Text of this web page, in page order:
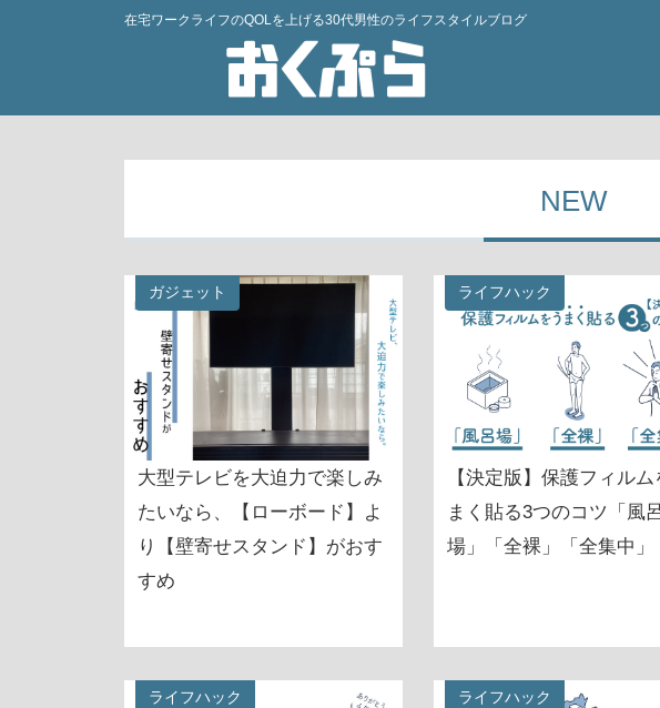
在宅ワークライフのQOLを上げる30代男性のライフスタイルブログ
NEW
ガジェット
大型テレビを大迫力で楽しみ
たいなら、【ローボード】よ
り【壁寄せスタンド】がおす
すめ
ライフハック
【決定版】保護フィルム
まく貼る3つのコツ「風
場」「全裸」「全集中」
ライフハック ライフハック